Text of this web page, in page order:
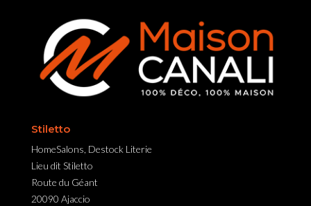
Stiletto
HomeSalons, Destock Literie
Lieu dit Stiletto
Route du Géant
20090 Ajaccio